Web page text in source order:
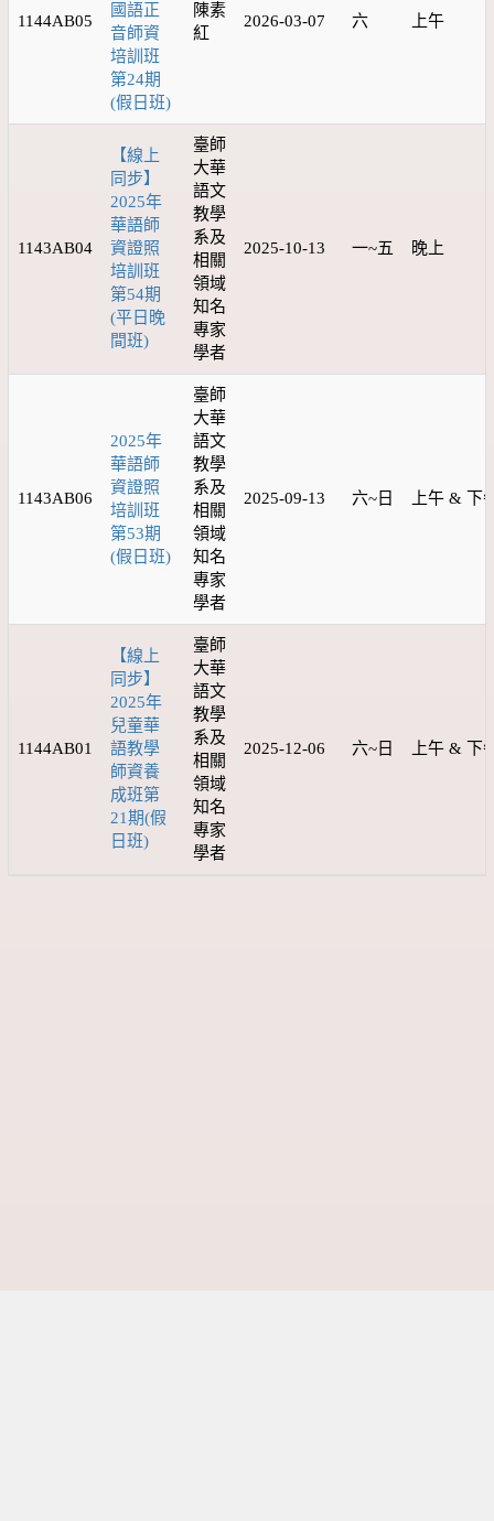
1144AB05
國語正
音師資
培訓班
第24期
(假日班)
陳素
紅
2026-03-07 六 上午
1143AB04
【線上
同步】
2025年
華語師
資證照
培訓班
第54期
(平日晚
間班)
臺師
大華
語文
教學
系及
相關
領域
知名
專家
學者
2025-10-13 一~五 晚上
1143AB06
2025年
華語師
資證照
培訓班
第53期
(假日班)
臺師
大華
語文
教學
系及
相關
領域
知名
專家
學者
2025-09-13 六~日 上午 & 下
1144AB01
【線上
同步】
2025年
兒童華
語教學
師資養
成班第
21期(假
日班)
臺師
大華
語文
教學
系及
相關
領域
知名
專家
學者
2025-12-06 六~日 上午 & 下